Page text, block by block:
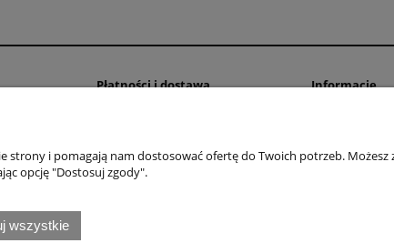
Płatności i dostawa Informacje
Oświadczenie
strony i pomagają nam dostosować ofertę do Twoich potrzeb.
opcję "Dostosuj zgody".
wszystkie